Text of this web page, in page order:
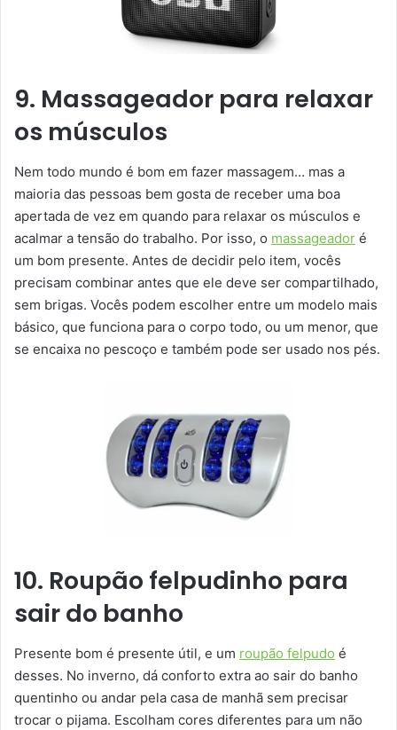
9. Massageador para relaxar
os músculos
Nem todo mundo é bom em fazer massagem… mas a
maioria das pessoas bem gosta de receber uma boa
apertada de vez em quando para relaxar os músculos e
acalmar a tensão do trabalho. Por isso, o massageador é
um bom presente. Antes de decidir pelo item, vocês
precisam combinar antes que ele deve ser compartilhado,
sem brigas. Vocês podem escolher entre um modelo mais
básico, que funciona para o corpo todo, ou um menor, que
se encaixa no pescoço e também pode ser usado nos pés.
10. Roupão felpudinho para
sair do banho
Presente bom é presente útil, e um roupão felpudo é
desses. No inverno, dá conforto extra ao sair do banho
quentinho ou andar pela casa de manhã sem precisar
trocar o pijama. Escolham cores diferentes para um não